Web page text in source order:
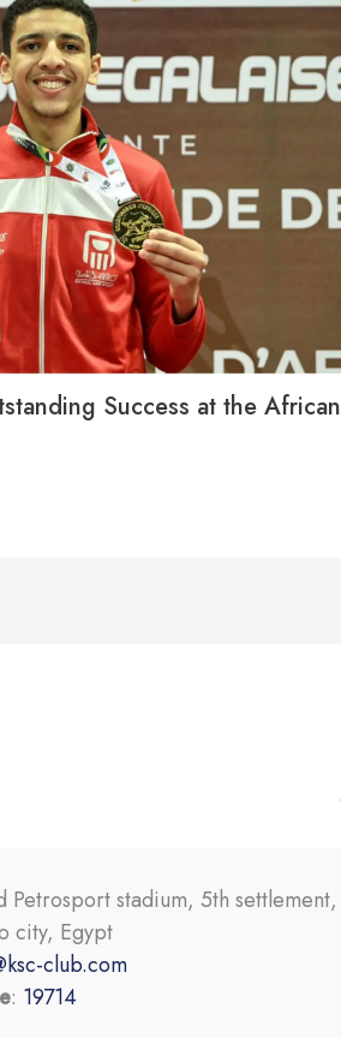
Success at the African
stadium, 5th settlement,
city, Egypt
club.com
: 19714